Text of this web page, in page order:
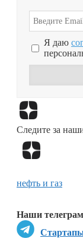
Я даю
Следите за
Наши
нефть и газ